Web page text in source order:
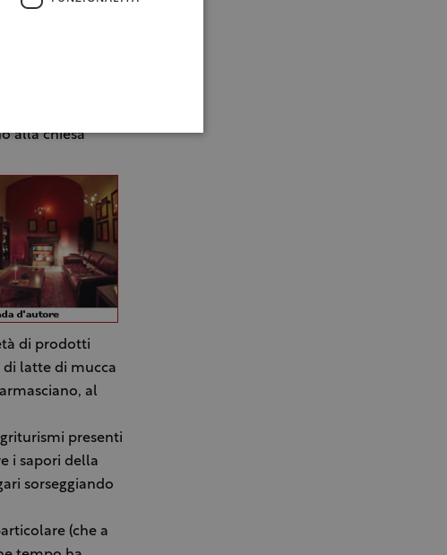
cantine della
alla chiesa
di prodotti
di latte di mucca
al
presenti
i sapori della
sorseggiando
(che a